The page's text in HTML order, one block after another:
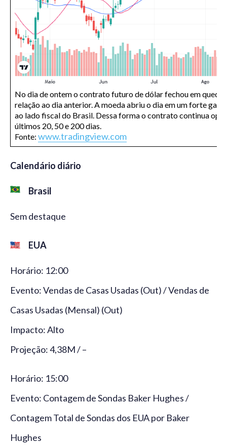
No dia de ontem o contrato futuro de dólar fechou em
relação ao dia anterior. A moeda abriu o dia em um forte
ao lado fiscal do Brasil. Dessa forma o contrato continua
últimos 20, 50 e 200 dias.
Fonte: www.tradingview.com
Calendário diário
Brasil
Sem destaque
EUA
Horário: 12:00
Evento: Vendas de Casas Usadas (Out) / Vendas de
Casas Usadas (Mensal) (Out)
Impacto: Alto
Projeção: 4,38M / –
Horário: 15:00
Evento: Contagem de Sondas Baker Hughes /
Contagem Total de Sondas dos EUA por Baker
Hughes